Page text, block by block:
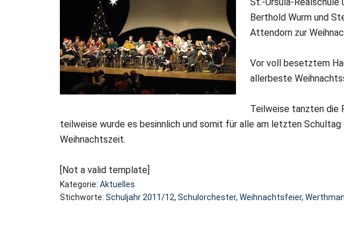
St.-Ursula-Realschule
Berthold Wurm und
Attendorn zur
Vor voll besetztem
allerbeste
Teilweise tanzten die
teilweise wurde es besinnlich und somit für alle am letzten
Weihnachtszeit.
[Not a valid template]
Kategorie: Aktuelles
Stichworte: Schuljahr 2011/12, Schulorchester, Weihnachtsfeier,